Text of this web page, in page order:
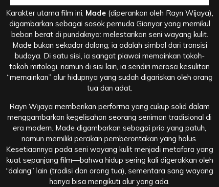
Karakter utama film ini, Made (diperankan oleh Rayn Wijaya),
digambarkan sebagai sosok pemuda Gianyar yang memikul
beban berat di pundaknya: melestarikan seni wayang kulit.
Made bukan sekadar dalang; ia adalah simbol dari transisi
budaya. Di satu sisi, ia sangat piawai memainkan tokoh-
tokoh mitologi, namun di sisi lain, ia sendiri merasa kesulitan
“memainkan” alur hidupnya yang sudah digariskan oleh orang
tua dan adat.
Rayn Wijaya memberikan performa yang cukup solid dalam
menggambarkan kegelisahan seorang seniman tradisional di
era modern. Made digambarkan sebagai pria yang patuh,
namun memiliki percikan pemberontakan yang halus.
Kesetiaannya pada seni wayang kulit menjadi metafora yang
kuat sepanjang film—bahwa hidup sering kali digerakkan oleh
“dalang” lain (tradisi dan orang tua), sementara sang wayang
hanya bisa mengikuti alur yang ada.